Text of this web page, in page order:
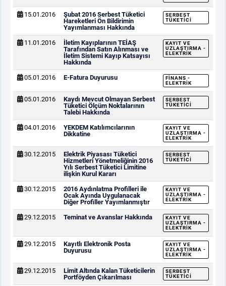
15.01.2016
Şubat 2016 Serbest Tüketici
Hareketleri Ön Bildirimin
Yayımlanması Hakkında
SERBEST
TÜKETICI
11.01.2016
İletim Kayıplarının TEİAŞ
Tarafından Satın Alınması ve
İletim Sistemi Kayıp Katsayısı
Hakkında
KAYIT VE
UZLAŞTIRMA -
ELEKTRIK
05.01.2016 E-Fatura Duyurusu
FINANS -
ELEKTRIK
05.01.2016
Kaydı Mevcut Olmayan Serbest
Tüketici Ölçüm Noktalarının
Talebi Hakkında
SERBEST
TÜKETICI
04.01.2016
YEKDEM Katılımcılarının
Dikkatine
KAYIT VE
UZLAŞTIRMA -
ELEKTRIK
30.12.2015
Elektrik Piyasası Tüketici
Hizmetleri Yönetmeliğinin 2016
Yılı Serbest Tüketici Limitine
ilişkin Kurul Kararı
SERBEST
TÜKETICI
30.12.2015
2016 Aydınlatma Profilleri ile
Ocak Ayında Uygulanacak
Diğer Profiller Yayımlanmıştır
KAYIT VE
UZLAŞTIRMA -
ELEKTRIK
29.12.2015 Teminat ve Avanslar Hakkında
KAYIT VE
UZLAŞTIRMA -
ELEKTRIK
29.12.2015
Kayıtlı Elektronik Posta
Duyurusu
KAYIT VE
UZLAŞTIRMA -
ELEKTRIK
29.12.2015
Limit Altında Kalan Tüketicilerin
Portföyden Çıkarılması
SERBEST
TÜKETICI